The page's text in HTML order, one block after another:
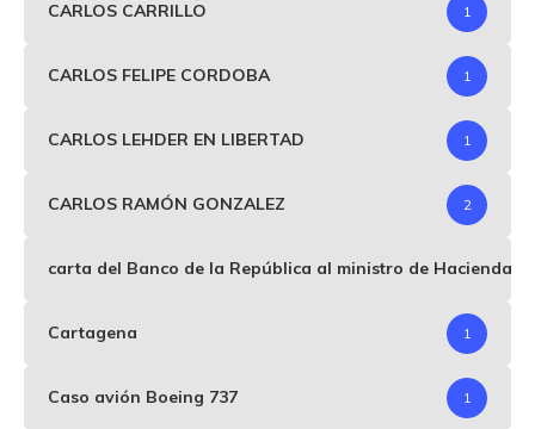
CARLOS CARRILLO 1
CARLOS FELIPE CORDOBA 1
CARLOS LEHDER EN LIBERTAD 1
CARLOS RAMÓN GONZALEZ 2
carta del Banco de la República al ministro de Hacienda
Cartagena 1
Caso avión Boeing 737 1